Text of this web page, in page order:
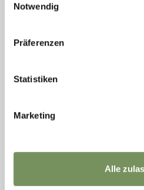
Notwendig
Präferenzen
Statistiken
Marketing
Alle
PASSMUSEUM AM
hinaus und unterstreicht den
Timmelsjoch Erfahrung. ...